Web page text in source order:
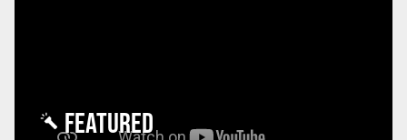
FEATURED